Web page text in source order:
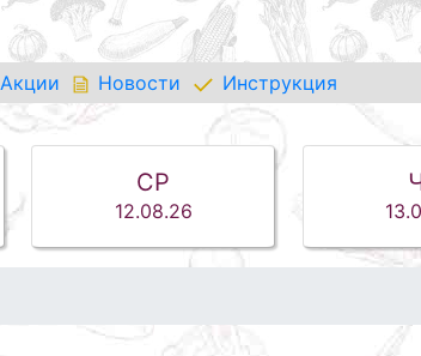
Акции Новости Инструкция
СР
12.08.26